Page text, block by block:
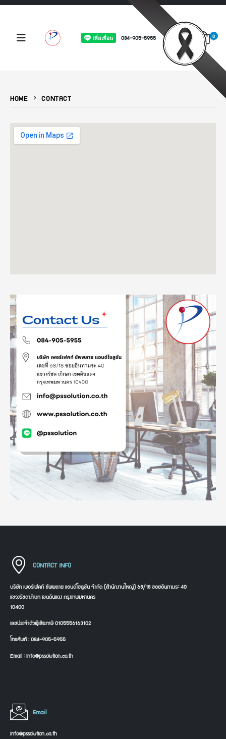
084-905-5955 0
HOME CONTACT
CONTACT INFO
บริษัท เพอร์เฟคท์ ซัพพลาย แอนด์โซลูชัน จำกัด (สำนักงานใหญ่) 68/18 ซอยอินทามระ 40
แขวงรัชดาภิเษก เขตดินแดง กรุงเทพมหานคร
10400
เลขประจำตัวผู้เสียภาษี 0105556163102
โทรศัพท์ : 084-905-5955
Email : info@pssolution.co.th
Email
info@pssolution.co.th